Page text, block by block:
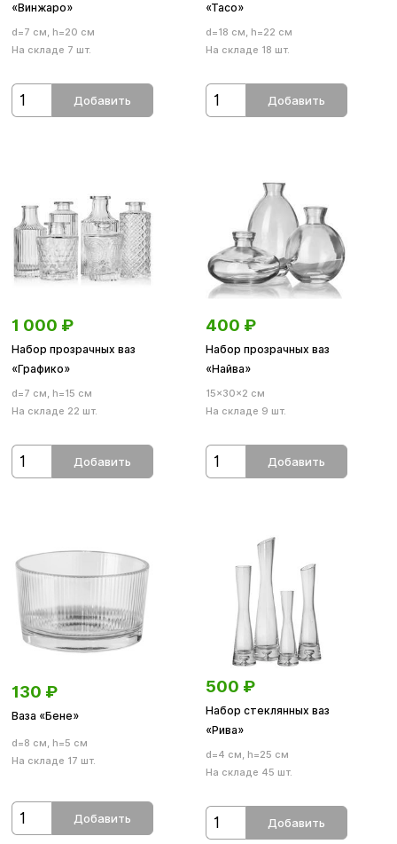
«Винжаро»
d=7 см, h=20 см
На складе 7 шт.
Добавить
«Тасо»
d=18 см, h=22 см
На складе 18 шт.
Добавить
1 000 ₽
Набор прозрачных ваз
«Графико»
d=7 см, h=15 см
На складе 22 шт.
Добавить
400 ₽
Набор прозрачных ваз
«Найва»
15×30×2 см
На складе 9 шт.
Добавить
130 ₽
Ваза «Бене»
d=8 см, h=5 см
На складе 17 шт.
Добавить
500 ₽
Набор стеклянных ваз
«Рива»
d=4 см, h=25 см
На складе 45 шт.
Добавить